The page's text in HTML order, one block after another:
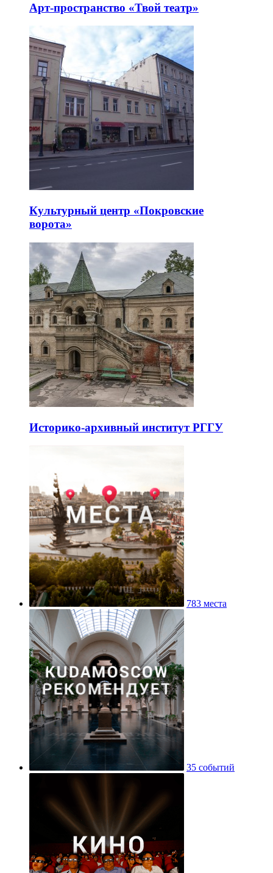
Арт-пространство «Твой театр»
Культурный центр «Покровские
ворота»
Историко-архивный институт РГГУ
783 места
35 событий